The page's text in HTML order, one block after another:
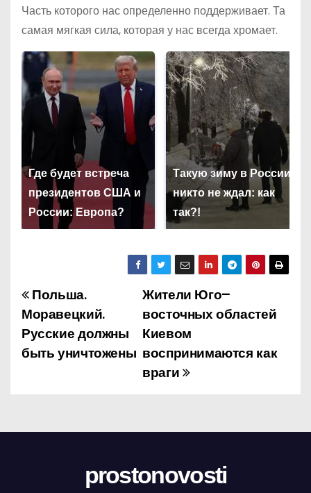
Часть которого нас определенно поддерживает. Та
самая мягкая сила, которая у нас всегда хромает.
Где будет встреча
президентов США и
России: Европа?
Такую зиму в России
никто не ждал: как
так?!
Н
а
в
Жители Юго–
восточных областей
Киевом
воспринимаются как
враги
Польша.
Моравецкий.
Русские должны
быть уничтожены
prostonovosti